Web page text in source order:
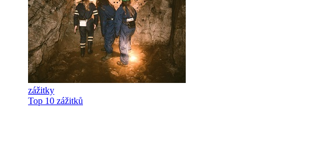
zážitky
Top 10 zážitků